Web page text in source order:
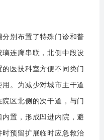
别布置了特殊门诊和普
连廊串联，北侧中段设
医技科室方便不同类门
。为减少对城市主干道
区北侧的次干道，与门
置，形成凹进内院，避
预留扩展临时应急救治